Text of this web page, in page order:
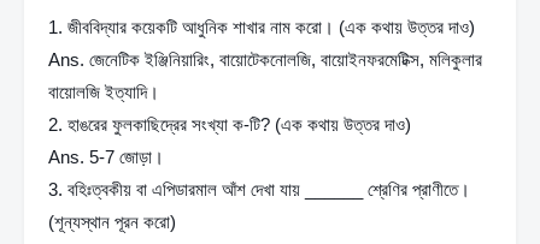
1. জীববিদ্যার কয়েকটি আধুনিক শাখার নাম করো। (এক কথায় উত্তর দাও)
Ans. জেনেটিক ইঞ্জিনিয়ারিং, বায়োটেকনোলজি, বায়োইনফরমেটিক্স, মলিকুলার
বায়োলজি ইত্যাদি।
2. হাঙরের ফুলকাছিদ্রের সংখ্যা ক-টি? (এক কথায় উত্তর দাও)
Ans. 5-7 জোড়া।
3. বহিঃত্বকীয় বা এপিডারমাল আঁশ দেখা যায় ______ শ্রেণির প্রাণীতে।
(শূন্যস্থান পূরন করো)